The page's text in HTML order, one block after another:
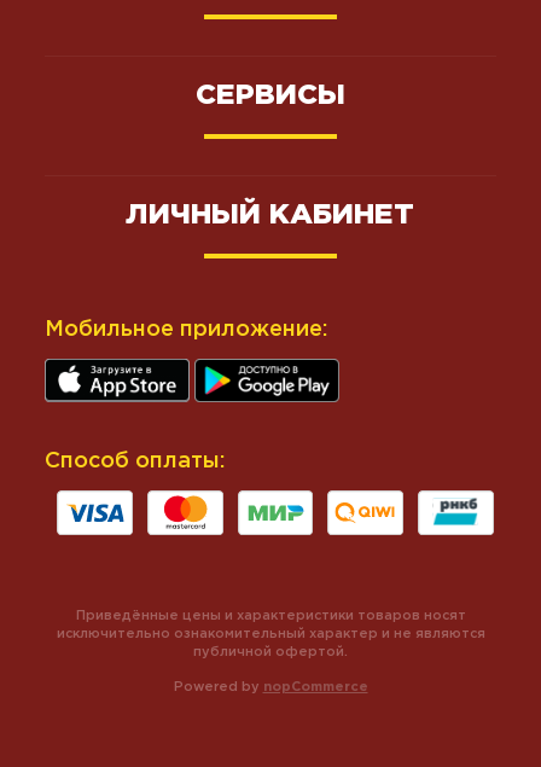
СЕРВИСЫ
ЛИЧНЫЙ КАБИНЕТ
Мобильное приложение:
Способ оплаты:
Powered by nopCommerce
Приведённые цены и характеристики товаров носят
исключительно ознакомительный характер и не являются
публичной офертой.